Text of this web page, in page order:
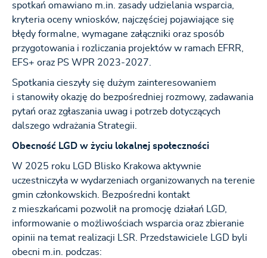
spotkań omawiano m.in. zasady udzielania wsparcia,
kryteria oceny wniosków, najczęściej pojawiające się
błędy formalne, wymagane załączniki oraz sposób
przygotowania i rozliczania projektów w ramach EFRR,
EFS+ oraz PS WPR 2023-2027.
Spotkania cieszyły się dużym zainteresowaniem
i stanowiły okazję do bezpośredniej rozmowy, zadawania
pytań oraz zgłaszania uwag i potrzeb dotyczących
dalszego wdrażania Strategii.
Obecność LGD w życiu lokalnej społeczności
W 2025 roku LGD Blisko Krakowa aktywnie
uczestniczyła w wydarzeniach organizowanych na terenie
gmin członkowskich. Bezpośredni kontakt
z mieszkańcami pozwolił na promocję działań LGD,
informowanie o możliwościach wsparcia oraz zbieranie
opinii na temat realizacji LSR. Przedstawiciele LGD byli
obecni m.in. podczas: